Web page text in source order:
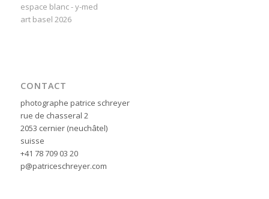
espace blanc - y-med
art basel 2026
CONTACT
photographe patrice schreyer
rue de chasseral 2
2053 cernier (neuchâtel)
suisse
+41 78 709 03 20
p@patriceschreyer.com